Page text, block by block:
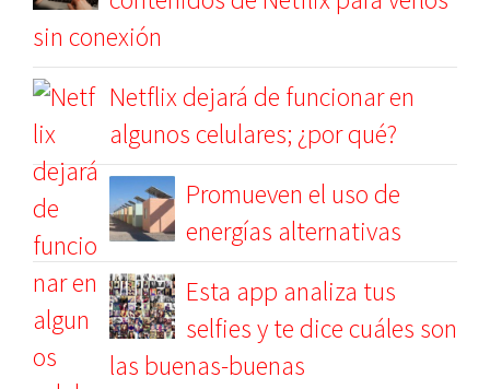
sin conexión
Netflix dejará de funcionar en
algunos celulares; ¿por qué?
Promueven el uso de
energías alternativas
Esta app analiza tus
selfies y te dice cuáles son
las buenas-buenas